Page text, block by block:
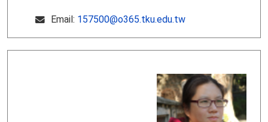
Email: 157500@o365.tku.edu.tw